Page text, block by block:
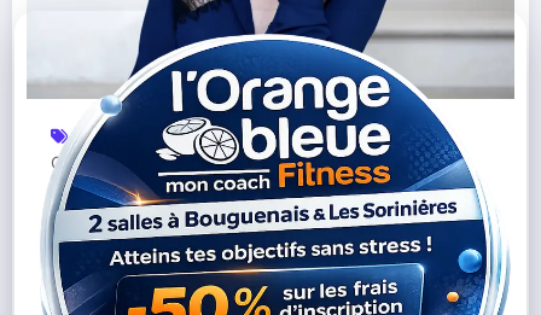
Alexandra Lacroix,Angers Nantes Opéra
Culture Nantes,Diffusion Culturelle,Opéra,Opéra
Sur Écrans,Politique Culturelle Spectacles
L’opéra, « un art qui circule » : la nouvelle
vision portée par Alexandra Lacroix à Angers
Nantes Opéra